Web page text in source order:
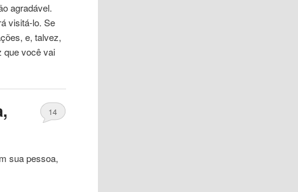
agradável.
visitá-lo. Se
e, talvez,
que você vai
14
suapessoa,